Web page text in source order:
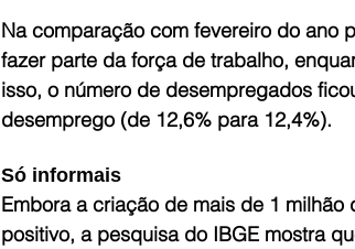
Na comparação com fevereiro do ano
fazer parte da força de trabalho,
isso, o número de desempregados
desemprego (de 12,6% para 12,4%).
Só informais
Embora a criação de mais de 1
positivo, a pesquisa do IBGE mostra